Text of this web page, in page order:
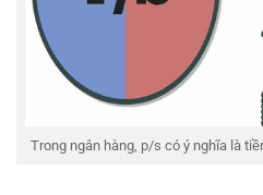
Trong ngân hàng, p/s có ý nghĩa là